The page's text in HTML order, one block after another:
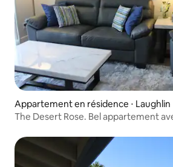
Appartement en résidence ⋅ Laughlin
The Desert Rose. Bel appartement